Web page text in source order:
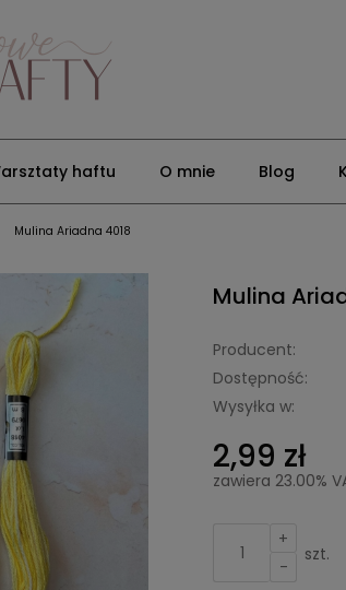
haftu O mnie Blog
Mulina Ariadna 4018
Mulina
Producent:
Dostępność:
Wysyłka w:
2,99 zł
zawiera 23.00%
+
-
szt.